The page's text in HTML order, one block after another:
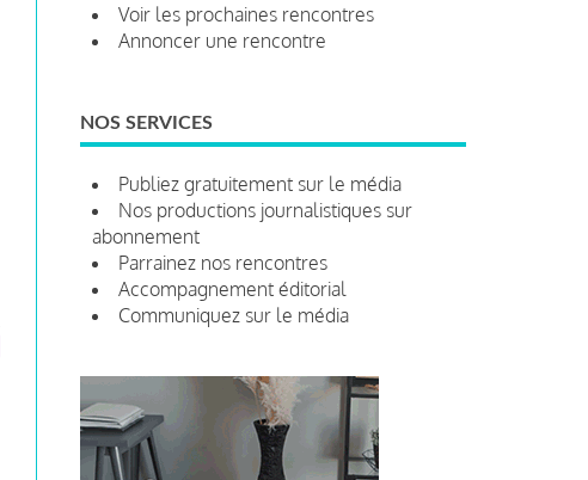
Voir les prochaines rencontres
Annoncer une rencontre
NOS SERVICES
Publiez gratuitement sur le média
Nos productions journalistiques sur
abonnement
Parrainez nos rencontres
Accompagnement éditorial
Communiquez sur le média